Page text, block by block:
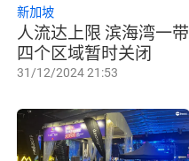
人流达上限 滨海湾一带
四个区域暂时关闭
新加坡
31/12/2024 21:53